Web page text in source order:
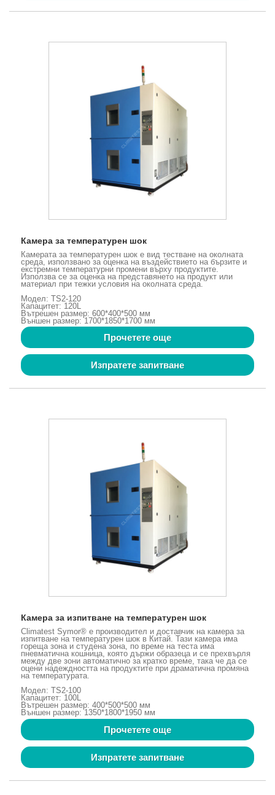
Камера за температурен шок
Камерата за температурен шок е вид тестване на околната
среда, използвано за оценка на въздействието на бързите и
екстремни температурни промени върху продуктите.
Използва се за оценка на представянето на продукт или
материал при тежки условия на околната среда.
Модел: TS2-120
Капацитет: 120L
Вътрешен размер: 600*400*500 мм
Външен размер: 1700*1850*1700 мм
Прочетете още
Изпратете запитване
Камера за изпитване на температурен шок
Climatest Symor® е производител и доставчик на камера за
изпитване на температурен шок в Китай. Тази камера има
гореща зона и студена зона, по време на теста има
пневматична кошница, която държи образеца и се прехвърля
между две зони автоматично за кратко време, така че да се
оцени надеждността на продуктите при драматична промяна
на температурата.
Модел: TS2-100
Капацитет: 100L
Вътрешен размер: 400*500*500 мм
Външен размер: 1350*1800*1950 мм
Прочетете още
Изпратете запитване